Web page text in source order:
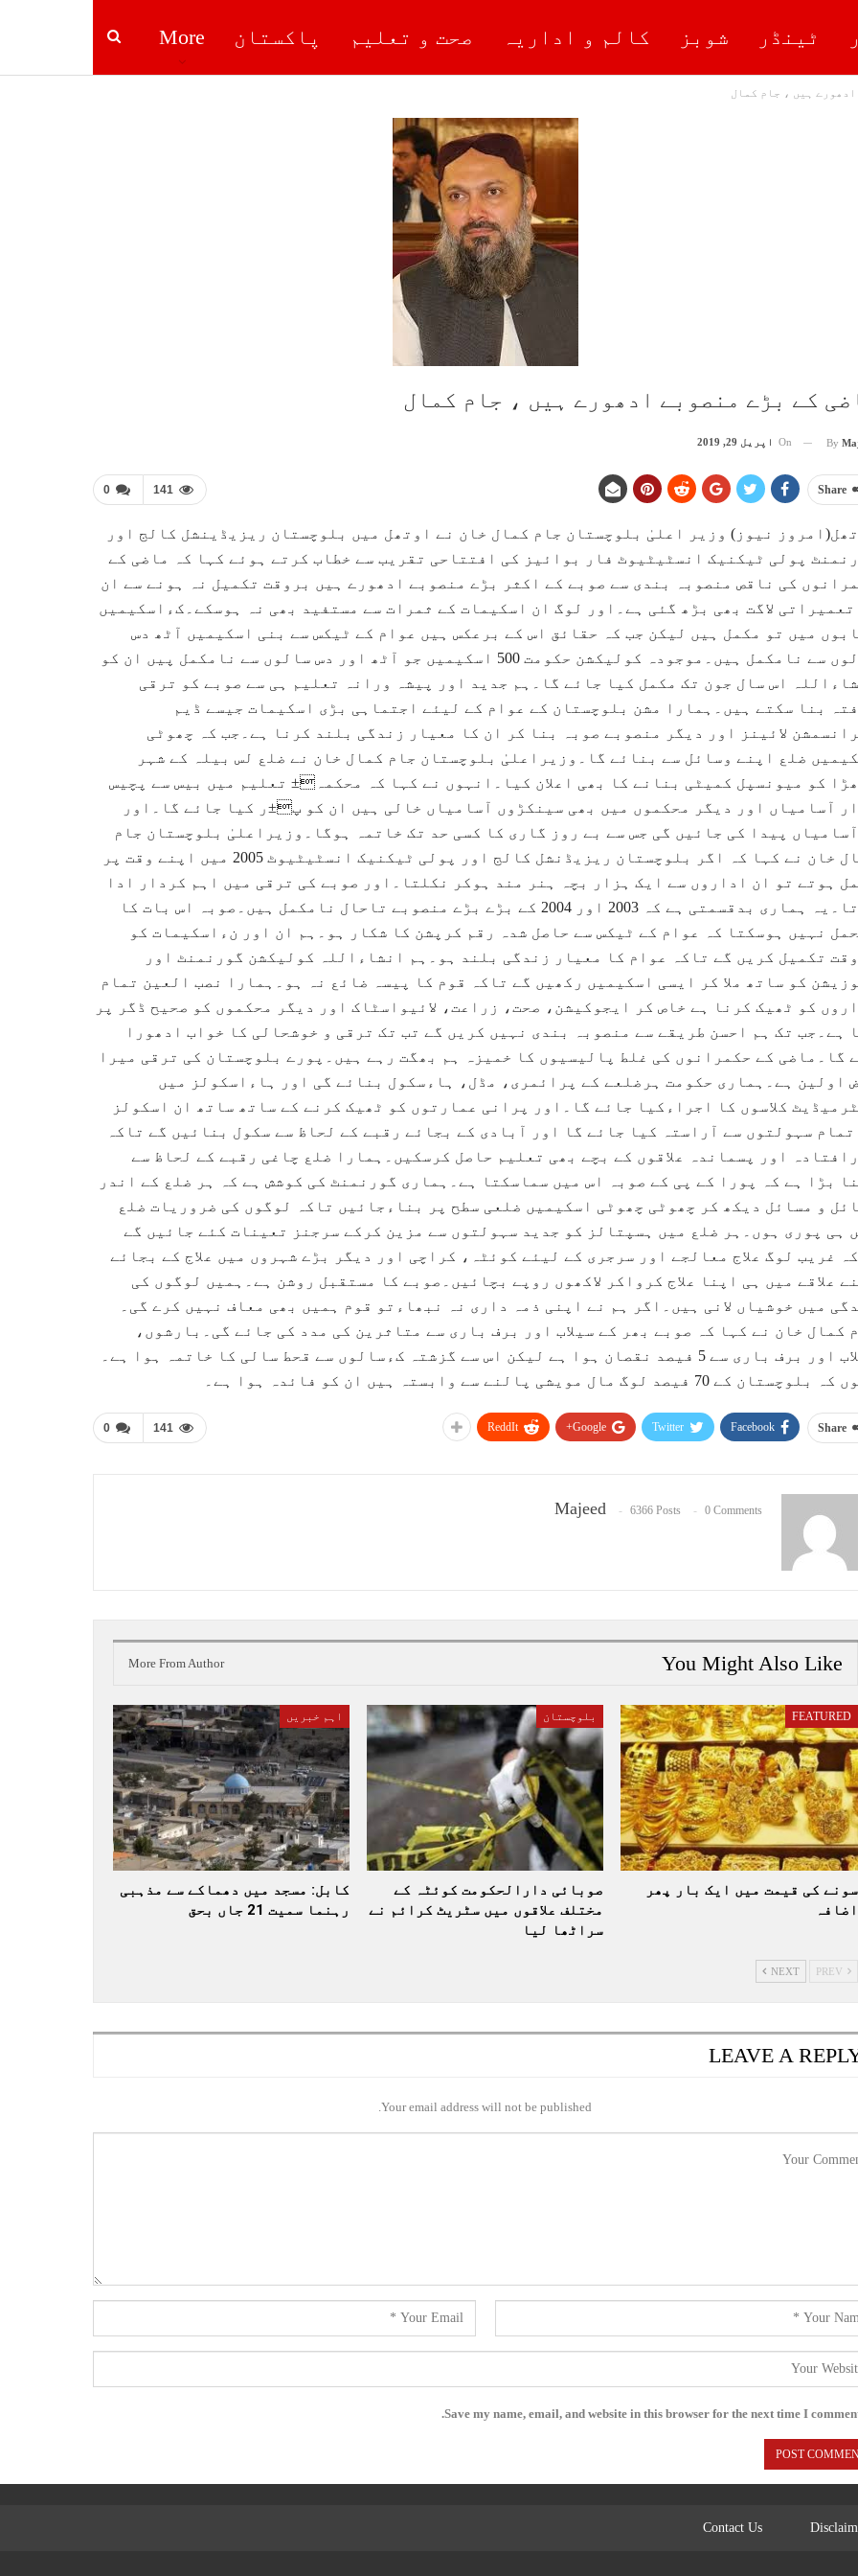
ٹینڈر شوبز کالم و اداریہ صحت و تعلیم پاکستان More
ہیں ، جام کمال
کے بڑے منصوبے ادھورے ہیں ، جام کمال
By
On اپریل 29, 2019
0 141 Share
نیوز) وزیر اعلیٰ بلوچستان جام کمال خان نے اوتھل میں بلوچستان ریزیڈینشل کالج اور
پولی ٹیکنیک انسٹیٹیوٹ فار بوائیز کی افتتاحی تقریب سے خطاب کرتے ہوئے کہا کہ ماضی کے
کی ناقص منصوبہ بندی سے صوبے کے اکثر بڑے منصوبے ادھورے ہیں بروقت تکمیل نہ ہونے سے ان
تعمیراتی لاگت بھی بڑھ گئی ہے۔اور لوگ ان اسکیمات کے ثمرات سے مستفید بھی نہ ہوسکے۔کءاسکیمیں
میں تو مکمل ہیں لیکن جب کہ حقائق اس کے برعکس ہیں عوام کے ٹیکس سے بنی اسکیمیں آٹھ دس
سالوں سے نامکمل ہیں۔موجودہ کولیکشن حکومت 500 اسکیمیں جو آٹھ اور دس سالوں سے نامکمل پیں ان کو
اس سال جون تک مکمل کیا جائے گا۔ہم جدید اور پیشہ ورانہ تعلیم ہی سے صوبے کو ترقی
بنا سکتے ہیں۔ہمارا مشن بلوچستان کے عوام کے لیئے اجتماہی بڑی اسکیمات جیسے ڈیم
لائینز اور دیگر منصوبے صوبہ بنا کر ان کا معیار زندگی بلند کرنا ہے۔جب کہ چھوٹی
ضلع اپنے وسائل سے بنائے گا۔وزیراعلیٰ بلوچستان جام کمال خان نے ضلع لس بیلہ کے شہر
کو میونسپل کمیٹی بنانے کا بھی اعلان کیا۔انہوں نے کہا کہ محکمہ± تعلیم میں بیس سے پچیس
آسامیاں اور دیگر محکموں میں بھی سینکڑوں آسامیاں خالی ہیں ان کو پ±ر کیا جائے گا۔اور
پیدا کی جائیں گی جس سے بے روز گاری کا کسی حد تک خاتمہ ہوگا۔وزیراعلیٰ بلوچستان جام
کمال خان نے کہا کہ اگر بلوچستان ریزیڈنشل کالج اور پولی ٹیکنیک انسٹیٹیوٹ 2005 میں اپنے وقت پر
ہوتے تو ان اداروں سے ایک ہزار بچہ ہنر مند ہوکر نکلتا۔اور صوبے کی ترقی میں اہم کردار ادا
کرتا۔یہ ہماری بدقسمتی ہے کہ 2003 اور 2004 کے بڑے بڑے منصوبے تاحال نامکمل ہیں۔صوبہ اس بات کا
نہیں ہوسکتا کہ عوام کے ٹیکس سے حاصل شدہ رقم کرپشن کا شکار ہو۔ہم ان اور نءاسکیمات کو
تکمیل کریں گے تاکہ عوام کا معیار زندگی بلند ہو۔ہم انشاءاللہ کولیکشن گورنمنٹ اور
کو ساتھ ملا کر ایسی اسکیمیں رکھیں گے تاکہ قوم کا پیسہ ضائع نہ ہو۔ہمارا نصب العین تمام
کو ٹھیک کرنا ہے خاص کر ایجوکیشن، صحت، زراعت، لائیواسٹاک اور دیگر محکموں کو صحیح ڈگر پر
ہے۔جب تک ہم احسن طریقے سے منصوبہ بندی نہیں کریں گے تب تک ترقی و خوشحالی کا خواب ادھورا
گا۔ماضی کے حکمرانوں کی غلط پالیسیوں کا خمیزہ ہم بھگت رہے ہیں۔پورے بلوچستان کی ترقی میرا
اولین ہے۔ہماری حکومت ہرضلعے کے پرائمری، مڈل، ہاءسکول بنائے گی اور ہاءاسکولز میں
کلاسوں کا اجراءکیا جائے گا۔اور پرانی عمارتوں کو ٹھیک کرنے کے ساتھ ساتھ ان اسکولز
تمام سہولتوں سے آراستہ کیا جائے گا اور آبادی کے بجائے رقبے کے لحاظ سے سکول بنائیں گے تاکہ
اور پسماندہ علاقوں کے بچے بھی تعلیم حاصل کرسکیں۔ہمارا ضلع چاغی رقبے کے لحاظ سے
بڑا ہے کہ پورا کے پی کے صوبہ اس میں سماسکتا ہے۔ہماری گورنمنٹ کی کوشش ہے کہ ہر ضلع کے اندر
و مسائل دیکھ کر چھوٹی چھوٹی اسکیمیں ضلعی سطح پر بناءجائیں تاکہ لوگوں کی ضروریات ضلع
ہی پوری ہوں۔ہر ضلع میں ہسپتالز کو جدید سہولتوں سے مزین کرکے سرجنز تعینات کئے جائیں گے
غریب لوگ علاج معالجے اور سرجری کے لیئے کوئٹہ، کراچی اور دیگر بڑے شہروں میں علاج کے بجائے
علاقے میں ہی اپنا علاج کرواکر لاکھوں روپے بچائیں۔صوبے کا مستقبل روشن ہے۔ہمیں لوگوں کی
میں خوشیاں لانی ہیں۔اگر ہم نے اپنی ذمہ داری نہ نبھاءتو قوم ہمیں بھی معاف نہیں کرے گی۔
کمال خان نے کہا کہ صوبے بھر کے سیلاب اور برف باری سے متاثرین کی مدد کی جائے گی۔بارشوں،
سیلاب اور برف باری سے 5 فیصد نقصان ہوا ہے لیکن اس سے گزشتہ کءسالوں سے قحط سالی کا خاتمہ ہوا ہے۔
کے 70 فیصد لوگ مال مویشی پالنے سے وابستہ ہیں ان کو فائدہ ہوا ہے۔
0 141 Share
Facebook
Twitter
Google+
ReddIt
Majeed 6366 Posts 0 Comments
You Might Also Like
More From Author
FEATURED
سونے کی قیمت میں ایک بار پھر
اضافہ
بلوچستان
صوبائی دارالحکومت کوئٹہ کے
مختلف علاقوں میں سٹریٹ کرائم نے
سراٹھا لیا
اہم خبریں
کابل: مسجد میں دھماکے سے مذہبی
رہنما سمیت 21 جاں بحق
NEXT
LEAVE A
Your email address will not be published.
Save my name, email, and website in this browser for the next time I
Contact Us